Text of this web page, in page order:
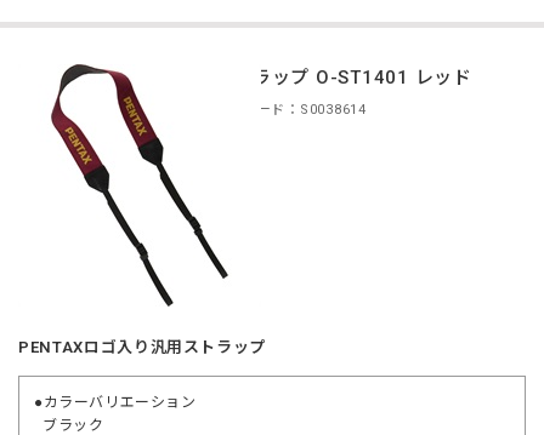
ストラップ O-ST1401 レッド
商品コード：S0038614
PENTAXロゴ入り汎用ストラップ
●カラーバリエーション
ブラック